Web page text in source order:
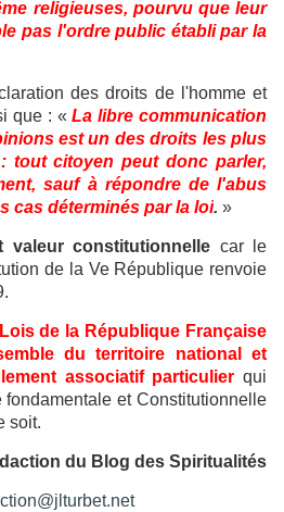
religieuses, pourvu que leur
pas l'ordre public établi par la
des droits de l'homme et
que : «La libre communication
est un des droits les plus
tout citoyen peut donc parler,
sauf à répondre de l'abus
cas déterminés par la loi. »
valeur constitutionnelle car le
de la Ve République renvoie
de la République Française
du territoire national et
associatif particulier qui
fondamentale et Constitutionnelle
soit.
du Blog des Spiritualités